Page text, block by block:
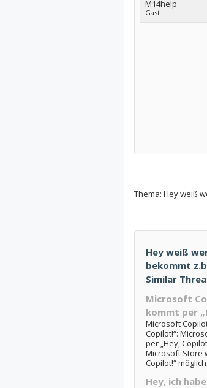
M14help
Gast
Thema: Hey weiß
Hey weiß
bekommt z.b
Similar
Microsoft
kommt per
Microsoft
Copilot!“:
per „Hey,
Microsoft Store
Copilot!“
Hey, ich